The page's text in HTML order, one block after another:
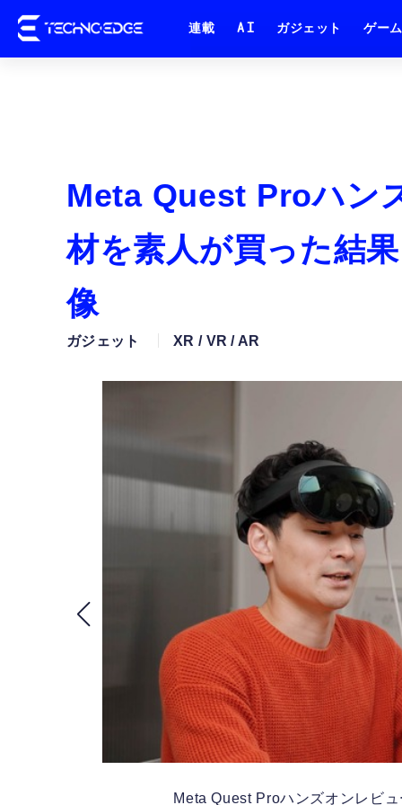
連載 AI ガジェット ゲーム
Meta Quest Proハン
材を素人が買った結
像
ガジェット XR / VR / AR
Meta Quest Proハンズオンレビ